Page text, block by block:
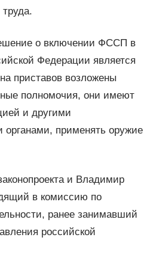
о включении ФССП в
Федерации является
приставов возложены
полномочия, они имеют
и другими
органами, применять оружие
и Владимир
в комиссию по
ранее занимавший
российской